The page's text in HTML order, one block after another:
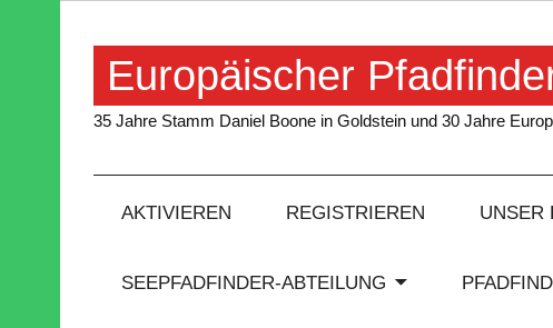
Europäischer
35 Jahre Stamm Daniel Boone in Goldstein und 30 Jahre
AKTIVIEREN REGISTRIEREN UNSER
SEEPFADFINDER-ABTEILUNG